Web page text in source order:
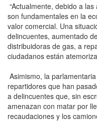
“Actualmente, debido a
son fundamentales en la
valor comercial. Una
delincuentes, aumentado
distribuidoras de gas, a
ciudadanos están
Asimismo, la
repartidores que han
a delincuentes que, sin
amenazan con matar por
recaudaciones y los